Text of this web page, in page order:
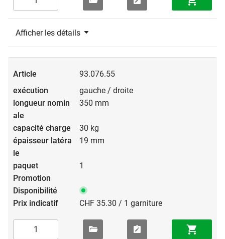
Afficher les détails
93.076.55
gauche / droite
350 mm
30 kg
19 mm
1
CHF 35.30 / 1 garniture